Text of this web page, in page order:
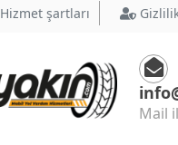
Hizmet şartları
Mail